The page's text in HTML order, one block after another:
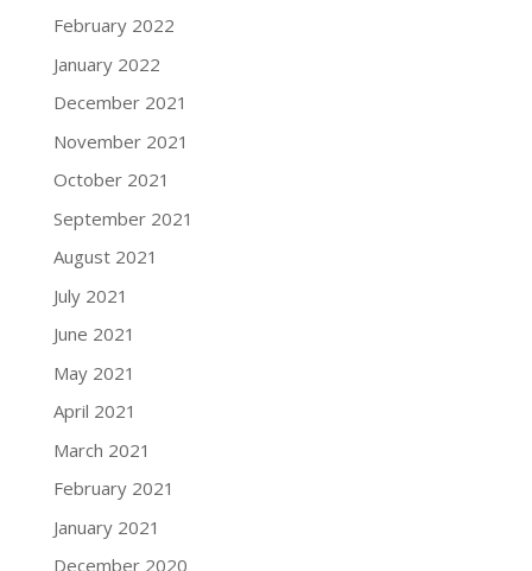
February 2022
January 2022
December 2021
November 2021
October 2021
September 2021
August 2021
July 2021
June 2021
May 2021
April 2021
March 2021
February 2021
January 2021
December 2020